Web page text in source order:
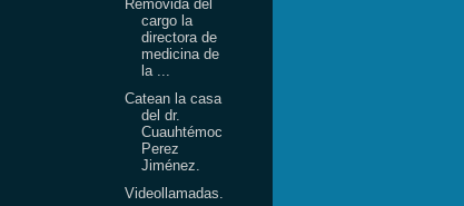
Removida del
cargo la
directora de
medicina de
la ...
Catean la casa
del dr.
Cuauhtémoc
Perez
Jiménez.
Videollamadas.